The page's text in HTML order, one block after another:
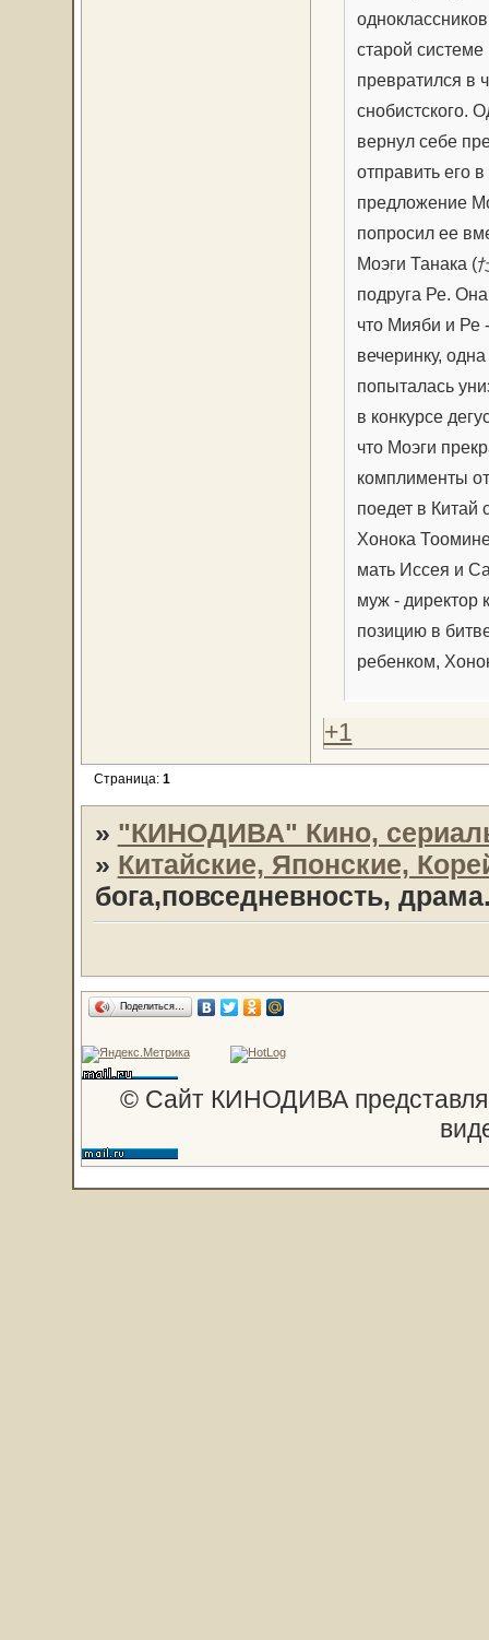
старой
превратился в
снобистского.
вернул себе
отправить его
предложение
попросил ее
Моэги Танака (
подруга Ре.
что Мияби и Ре
вечеринку,
попыталась
в конкурсе
что Моэги
комплименты
поедет в Китай
Хонока
мать Иссея и
муж - директор
позицию в
ребенком,
+1
Страница: 1
» "КИНОДИВА" Кино,
» Китайские, Японские,
бога,повседневность,
Поделиться…
© Сайт КИНОДИВА